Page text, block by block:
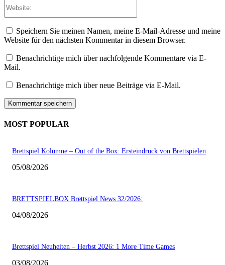
Speichern Sie meinen Namen, meine E-Mail-Adresse und meine
Website für den nächsten Kommentar in diesem Browser.
Benachrichtige mich über nachfolgende Kommentare via E-
Mail.
Benachrichtige mich über neue Beiträge via E-Mail.
MOST POPULAR
Brettspiel Kolumne – Out of the Box: Ersteindruck von Brettspielen
05/08/2026
BRETTSPIELBOX Brettspiel News 32/2026:
04/08/2026
Brettspiel Neuheiten – Herbst 2026: 1 More Time Games
03/08/2026